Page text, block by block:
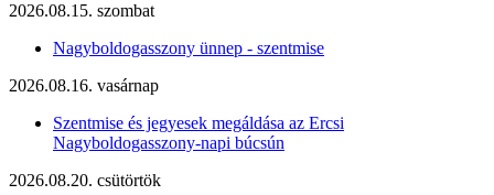
2026.08.15. szombat
Nagyboldogasszony ünnep - szentmise
2026.08.16. vasárnap
Szentmise és jegyesek megáldása az Ercsi
Nagyboldogasszony-napi búcsún
2026.08.20. csütörtök